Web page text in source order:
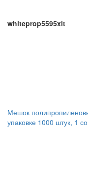
whiteprop5595xit
Мешок
упаковке 1000 штук, 1